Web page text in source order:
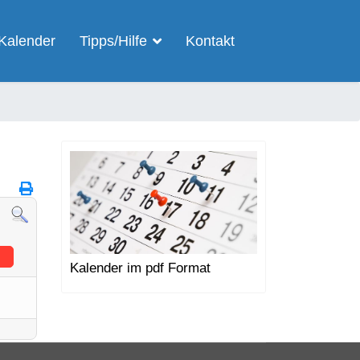
Tipps/Hilfe Kontakt
Kalender im pdf Format